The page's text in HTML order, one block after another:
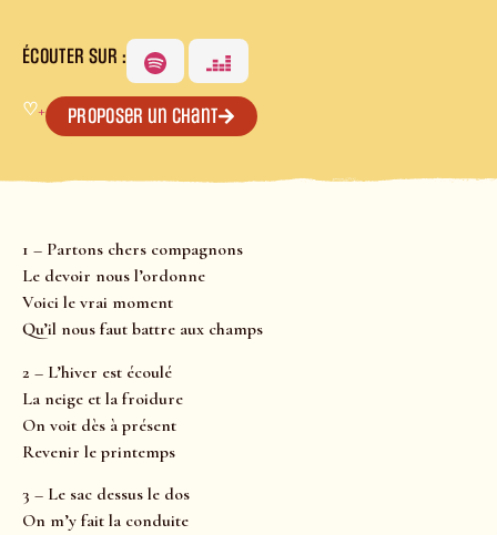
ÉCOUTER SUR :
♡+ Proposer un chant
1 – Partons chers compagnons
Le devoir nous l’ordonne
Voici le vrai moment
Qu’il nous faut battre aux champs
2 – L’hiver est écoulé
La neige et la froidure
On voit dès à présent
Revenir le printemps
3 – Le sac dessus le dos
On m’y fait la conduite